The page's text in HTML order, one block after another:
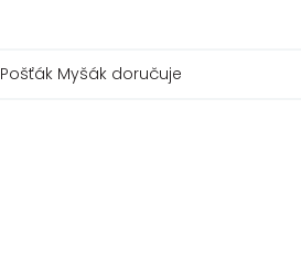
Pošťák Myšák doručuje